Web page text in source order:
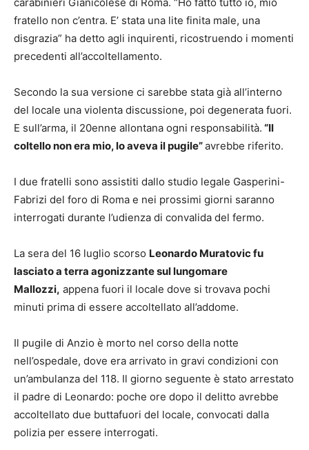
fratello non c’entra. E’ stata una lite finita male, una
disgrazia” ha detto agli inquirenti, ricostruendo i momenti
precedenti all’accoltellamento.
Secondo la sua versione ci sarebbe stata già all’interno
del locale una violenta discussione, poi degenerata fuori.
E sull’arma, il 20enne allontana ogni responsabilità. “Il
coltello non era mio, lo aveva il pugile”avrebbe riferito.
I due fratelli sono assistiti dallo studio legale Gasperini-
Fabrizi del foro di Roma e nei prossimi giorni saranno
interrogati durante l’udienza di convalida del fermo.
La sera del 16 luglio scorso Leonardo Muratovic fu
lasciato a terra agonizzante sul lungomare
Mallozzi, appena fuori il locale dove si trovava pochi
minuti prima di essere accoltellato all’addome.
Il pugile di Anzio è morto nel corso della notte
nell’ospedale, dove era arrivato in gravi condizioni con
un’ambulanza del 118. Il giorno seguente è stato arrestato
il padre di Leonardo: poche ore dopo il delitto avrebbe
accoltellato due buttafuori del locale, convocati dalla
polizia per essere interrogati.